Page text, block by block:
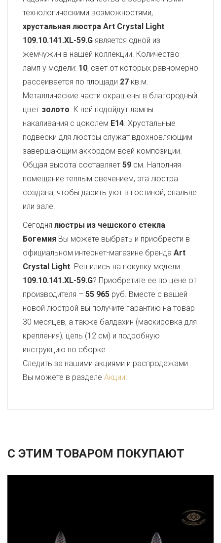
технологическими возможностями,
хрустальная люстра Art Crystal Light
109.10.141.XL-59.G является одной из
жемчужин в нашей коллекции. Количество
ламп у модели: 10, свет от которых равномерно
рассеивается по площади 27 кв.м.
Металлические части окрашены в благородный
цвет золото. К ней подойдут лампы
накаливания с цоколем E14. Хрустальные
подвески для люстры служат вдохновляющим
завершающим аккордом всей композиции.
Общая высота составляет 59 см. Наполняя
помещение теплым свечением, эта люстра
создана, чтобы дарить уют в гостиной, спальне
или зале.
Сегодня люстры из чешского стекла
Богемия Вы можете выбрать и приобрести в
официальном интернет-магазине бренда Art
Crystal Light. Решились на покупку модели
109.10.141.XL-59.G? Приобретите ее по цене от
производителя – 55 965 руб. Вместе с вашей
новой люстрой вы получите гарантию на товар
30 месяцев, а также балдахин (маскировка для
крепления), цепь (12 см) и подробную
инструкцию по сборке.
Следить за нашими акциями и распродажами
Вы можете в разделе Акции!
С ЭТИМ ТОВАРОМ ПОКУПАЮТ